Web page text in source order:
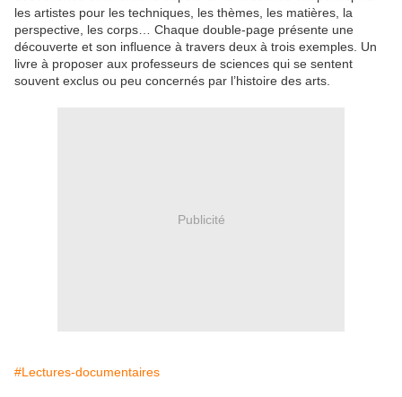
les artistes pour les techniques, les thèmes, les matières, la
perspective, les corps… Chaque double-page présente une
découverte et son influence à travers deux à trois exemples. Un
livre à proposer aux professeurs de sciences qui se sentent
souvent exclus ou peu concernés par l’histoire des arts.
Publicité
#Lectures-documentaires